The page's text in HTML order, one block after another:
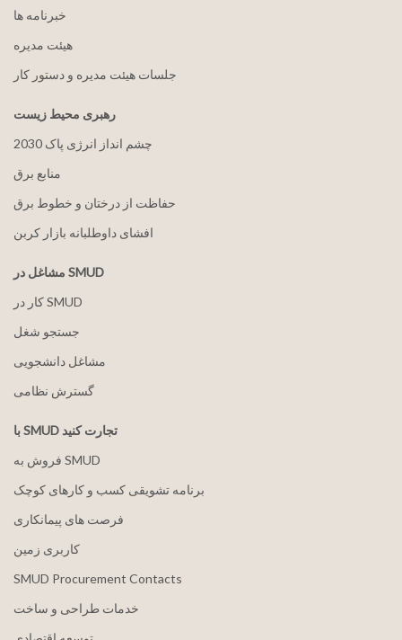
خبرنامه ها
هيئت مدیره
جلسات هیئت مدیره و دستور کار
رهبری محیط زیست
2030 چشم انداز انرژی پاک
منابع برق
حفاظت از درختان و خطوط برق
افشای داوطلبانه بازار کربن
مشاغل در SMUD
کار در SMUD
جستجو شغل
مشاغل دانشجویی
گسترش نظامی
با SMUD تجارت کنید
فروش به SMUD
برنامه تشویقی کسب و کارهای کوچک
فرصت های پیمانکاری
کاربری زمین
SMUD Procurement Contacts
خدمات طراحی و ساخت